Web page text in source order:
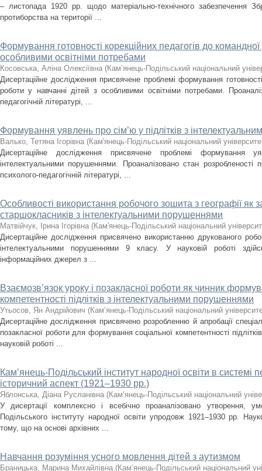
– листопада 1920 рр. щодо матеріально-технічного забезпечення
протиборства на території ...
Формування готовності корекційних педагогів до
особливими освітніми потребами
Косовська, Аліна Олексіївна (Кам’янець-Подільський національний
Дисертаційне дослідження присвячене проблемі формування
роботи у навчанні дітей з особливими освітніми потребами.
педагогічній літературі, ...
Формування уявлень про сім’ю у підлітків з
Валько, Тетяна Ігорівна (Кам'янець-Подільський національний
Дисертаційне дослідження присвячене проблемі формування
інтелектуальними порушеннями. Проаналізовано стан розробленості
психолого-педагогічній літературі, ...
Особливості використання робочого зошита з географії як
старшокласників з інтелектуальними порушеннями
Матвійчук, Ірина Ігорівна (Кам'янець-Подільський національний
Дисертаційне дослідження присвячено використанню друкованого
інтелектуальними порушеннями 9 класу. У науковій роботі
інформаційних джерел з ...
Взаємозв’язок уроку і позакласної роботи як чинник
компетентності підлітків з інтелектуальними порушеннями
Утьосов, Ян Андрійович (Кам’янець-Подільський національний
Дисертаційне дослідження присвячено розробленню й апробації
позакласної роботи для формування соціальної компетентності
науковій роботі ...
Кам’янець-Подільський інститут народної освіти в системі
історичний аспект (1921–1930 рр.)
Яблонська, Діана Русланівна (Кам’янець-Подільський національний
У дисертації комплексно і всебічно проаналізовано утворення,
Подільського інституту народної освіти упродовж 1921–1930 рр.
тому, що на основі архівних ...
Навчання розуміння усного мовлення дітей з аутизмом
Браницька, Марина Михайлівна (Кам’янець-Подільський національний